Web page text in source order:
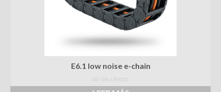
Todas las industrias
E6.1 low noise e-chain
NO VALORADO